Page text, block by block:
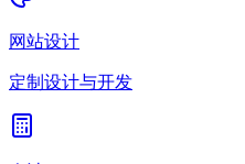
网站设计
定制设计与开发